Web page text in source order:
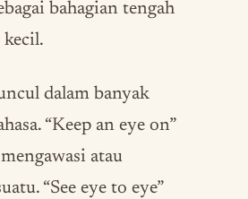
bahagian tengah
kecil.
dalam banyak
“Keep an eye on”
atau
“See eye to eye”